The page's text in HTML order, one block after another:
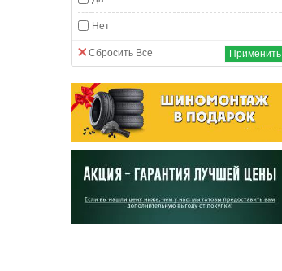
Нет
Сбросить Все Применить